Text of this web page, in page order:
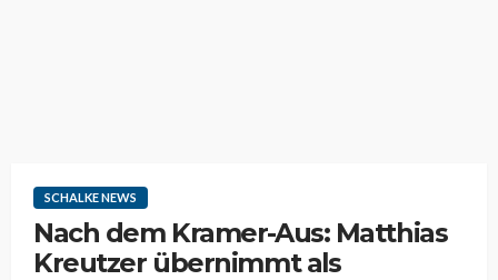
SCHALKE NEWS
Nach dem Kramer-Aus: Matthias
Kreutzer übernimmt als